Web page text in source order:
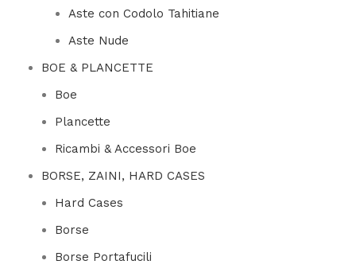
Aste con Codolo Tahitiane
Aste Nude
BOE & PLANCETTE
Boe
Plancette
Ricambi & Accessori Boe
BORSE, ZAINI, HARD CASES
Hard Cases
Borse
Borse Portafucili